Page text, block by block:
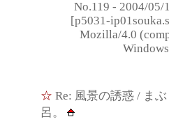
No.119 - 2004/05/
[p5031-
Mozilla/4.0
☆ Re: 風景の誘惑 / ま
呂。